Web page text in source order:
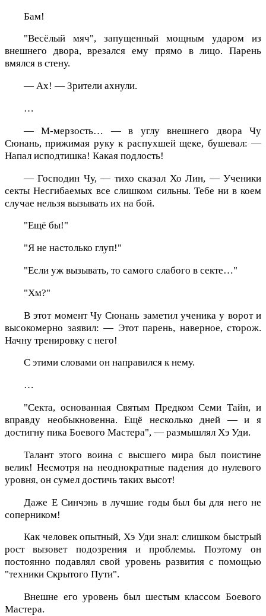
Бам!
"Весёлый мяч", запущенный мощным ударом из
внешнего двора, врезался ему прямо в лицо. Парень
вмялся в стену.
— Ах! — Зрители ахнули.
…
— М-мерзость… — в углу внешнего двора Чу
Сюнань, прижимая руку к распухшей щеке, бушевал: —
Напал исподтишка! Какая подлость!
— Господин Чу, — тихо сказал Хо Лин, — Ученики
секты Несгибаемых все слишком сильны. Тебе ни в коем
случае нельзя вызывать их на бой.
"Ещё бы!"
"Я не настолько глуп!"
"Если уж вызывать, то самого слабого в секте…"
"Хм?"
В этот момент Чу Сюнань заметил ученика у ворот и
высокомерно заявил: — Этот парень, наверное, сторож.
Начну тренировку с него!
С этими словами он направился к нему.
…
"Секта, основанная Святым Предком Семи Тайн, и
вправду необыкновенна. Ещё несколько дней — и я
достигну пика Боевого Мастера", — размышлял Хэ Уди.
Талант этого воина с высшего мира был поистине
велик! Несмотря на неоднократные падения до нулевого
уровня, он сумел достичь таких высот!
Даже Е Синчэнь в лучшие годы был бы для него не
соперником!
Как человек опытный, Хэ Уди знал: слишком быстрый
рост вызовет подозрения и проблемы. Поэтому он
постоянно подавлял свой уровень развития с помощью
"техники Скрытого Пути".
Внешне его уровень был шестым классом Боевого
Мастера.